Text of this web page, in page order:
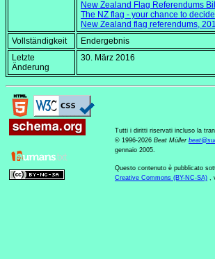
New Zealand Flag Referendums Bill
The NZ flag - your chance to decide
New Zealand flag referendums,
Vollständigkeit
Endergebnis
Letzte
Änderung
30. März 2016
Tutti i diritti riservati incluso la
© 1996-2026 Beat Müller beat@
gennaio 2005.
Questo contenuto è pubblicato
Creative Commons (BY-NC-SA) ,